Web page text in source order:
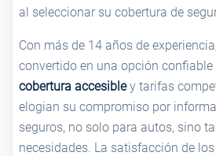
al seleccionar su cobertura de
Con más de 14 años de
convertido en una opción
cobertura accesibley tarifas
elogian su compromiso por
seguros, no solo para autos, sino
necesidades. La satisfacción de